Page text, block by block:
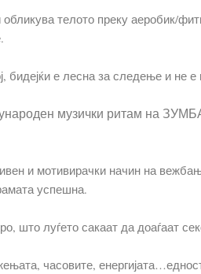
обликува телото преку аеробик/
бидејќи е лесна за следење и не
музички ритам на
и мотивирачки начин на
успешна.
што луѓето сакаат да доаѓаат
часовите,